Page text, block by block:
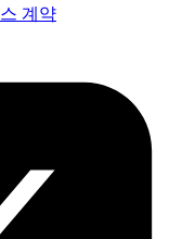
스 계약